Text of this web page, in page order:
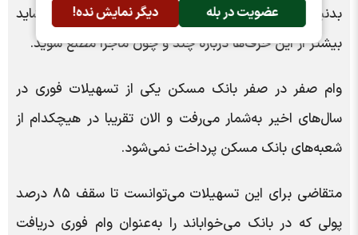
عضویت در بله دیگر نمایش نده!
بدنیست اقساط وام فوری را با مثالی بررسی کنیم تا شاید
بیشتر از این حرف‌ها درباره چند و چون ماجرا مطلع شوید.
وام صفر در صفر بانک مسکن یکی از تسهیلات فوری در
سال‌های اخیر به‌شمار می‌رفت و الان تقریبا در هیچکدام از
شعبه‌های بانک مسکن پرداخت نمی‌شود.
متقاضی برای این تسهیلات می‌توانست تا سقف ۸۵ درصد
پولی که در بانک می‌خواباند را به‌عنوان وام فوری دریافت